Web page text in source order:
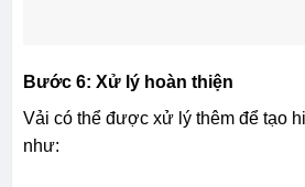
Bước 6: Xử lý hoàn thiện
Vải có thể được xử lý thêm để tạo
như: